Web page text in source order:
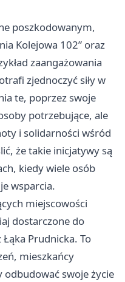
poszkodowanym,
Kolejowa 102” oraz
zaangażowania
zjednoczyć siły w
te, poprzez swoje
potrzebujące, ale
i solidarności wśród
że takie inicjatywy są
kiedy wiele osób
wsparcia.
miejscowości
dostarczone do
Łąka Prudnicka. To
mieszkańcy
swoje życie